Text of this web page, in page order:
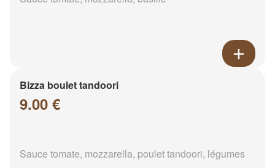
Bizza boulet tandoori
9.00 €
Sauce tomate, mozzarella, poulet tandoori, légumes